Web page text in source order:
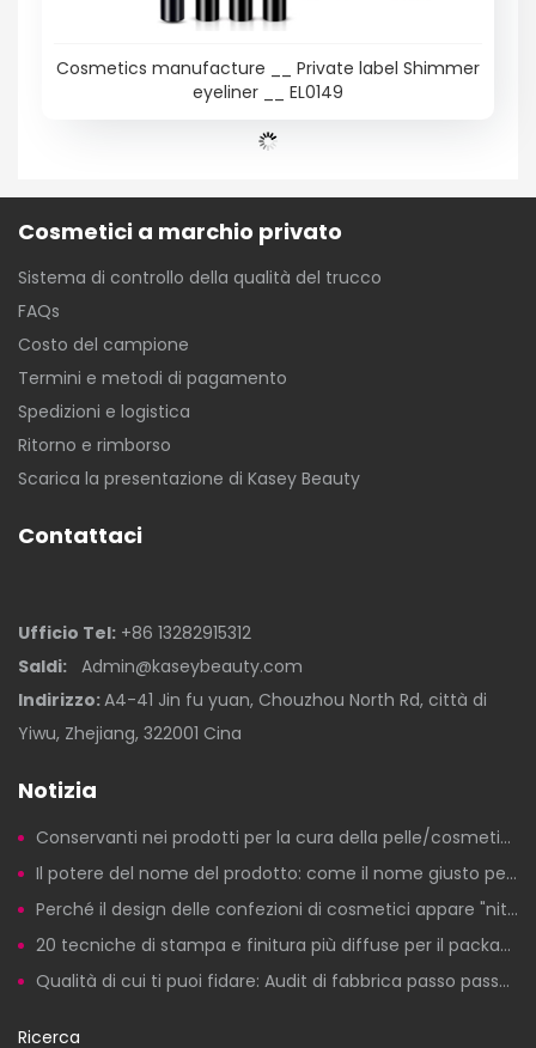
Cosmetics manufacture __ Private label Shimmer
eyeliner __ EL0149
Cosmetici a marchio privato
Sistema di controllo della qualità del trucco
FAQs
Costo del campione
Termini e metodi di pagamento
Spedizioni e logistica
Ritorno e rimborso
Scarica la presentazione di Kasey Beauty
Contattaci
Ufficio Tel: +86 13282915312
Saldi: Admin@kaseybeauty.com
Indirizzo:A4-41 Jin fu yuan, Chouzhou North Rd, città di
Yiwu, Zhejiang, 322001 Cina
Notizia
Conservanti nei prodotti per la cura della pelle/cosmetici: c'è motivo di preoccuparsi?
Il potere del nome del prodotto: come il nome giusto per un prodotto di bellezza genera clic, fiducia e vendite.
Perché il design delle confezioni di cosmetici appare "nitido" sui computer ma risulta scadente in stampa?
20 tecniche di stampa e finitura più diffuse per il packaging di cosmetici a marchio privato
Qualità di cui ti puoi fidare: Audit di fabbrica passo passo per la produzione di cosmetici a marchio privato
Ricerca